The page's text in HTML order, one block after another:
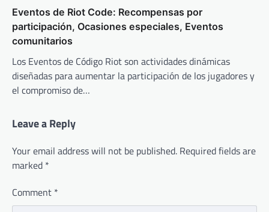
Eventos de Riot Code: Recompensas por
participación, Ocasiones especiales, Eventos
comunitarios
Los Eventos de Código Riot son actividades dinámicas
diseñadas para aumentar la participación de los jugadores y
el compromiso de…
Leave a Reply
Your email address will not be published. Required fields are
marked *
Comment *